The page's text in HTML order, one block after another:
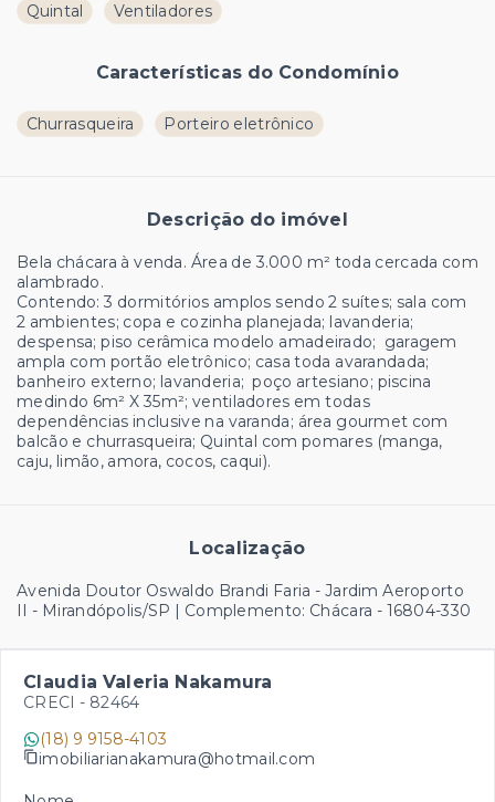
Quintal
Ventiladores
Características do Condomínio
Churrasqueira Porteiro eletrônico
Descrição do imóvel
Bela chácara à venda. Área de 3.000 m² toda cercada com
alambrado.
Contendo: 3 dormitórios amplos sendo 2 suítes; sala com
2 ambientes; copa e cozinha planejada; lavanderia;
despensa; piso cerâmica modelo amadeirado; garagem
ampla com portão eletrônico; casa toda avarandada;
banheiro externo; lavanderia; poço artesiano; piscina
medindo 6m² X 35m²; ventiladores em todas
dependências inclusive na varanda; área gourmet com
balcão e churrasqueira; Quintal com pomares (manga,
caju, limão, amora, cocos, caqui).
Localização
Avenida Doutor Oswaldo Brandi Faria - Jardim Aeroporto
II - Mirandópolis/SP | Complemento: Chácara - 16804-330
Claudia Valeria Nakamura
CRECI - 82464
(18) 9 9158-4103
imobiliarianakamura@hotmail.com